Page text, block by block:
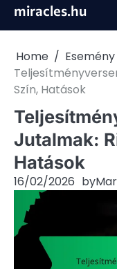
Skipmiracles.hu
Home
Szín, Hatások
Jutalmak:
Hatások
16/02/2026 by